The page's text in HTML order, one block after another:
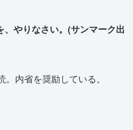
やりなさい。(サンマーク出
内省を奨励している。